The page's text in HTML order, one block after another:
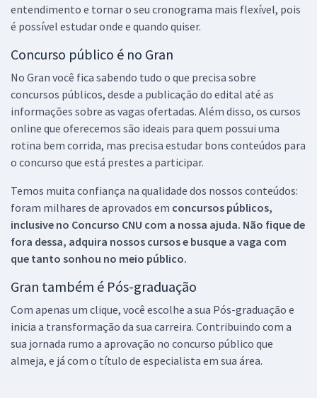
entendimento e tornar o seu cronograma mais flexível, pois
é possível estudar onde e quando quiser.
Concurso público é no Gran
No Gran você fica sabendo tudo o que precisa sobre
concursos públicos, desde a publicação do edital até as
informações sobre as vagas ofertadas. Além disso, os cursos
online que oferecemos são ideais para quem possui uma
rotina bem corrida, mas precisa estudar bons conteúdos para
o concurso que está prestes a participar.
Temos muita confiança na qualidade dos nossos conteúdos:
foram milhares de aprovados em concursos públicos,
inclusive no Concurso CNU com a nossa ajuda. Não fique de
fora dessa, adquira nossos cursos e busque a vaga com
que tanto sonhou no meio público.
Gran também é Pós-graduação
Com apenas um clique, você escolhe a sua Pós-graduação e
inicia a transformação da sua carreira. Contribuindo com a
sua jornada rumo a aprovação no concurso público que
almeja, e já com o título de especialista em sua área.